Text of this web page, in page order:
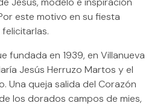
este motivo en su fiesta
fundada en 1939, en Villanueva
Jesús Herruzo Martos y el
Una queja salida del Corazón
los dorados campos de mies,